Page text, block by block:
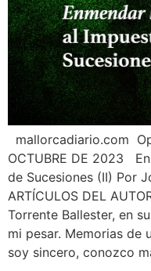
mallorcadiario.com
OCTUBRE DE 2023
de Sucesiones (II) Por
ARTÍCULOS DEL
Torrente Ballester, en
mi pesar. Memorias de
soy sincero, conozco